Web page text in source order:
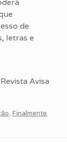
de
letras e
Avisa
, Finalmente.